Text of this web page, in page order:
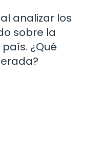
analizar los
sobre la
¿Qué